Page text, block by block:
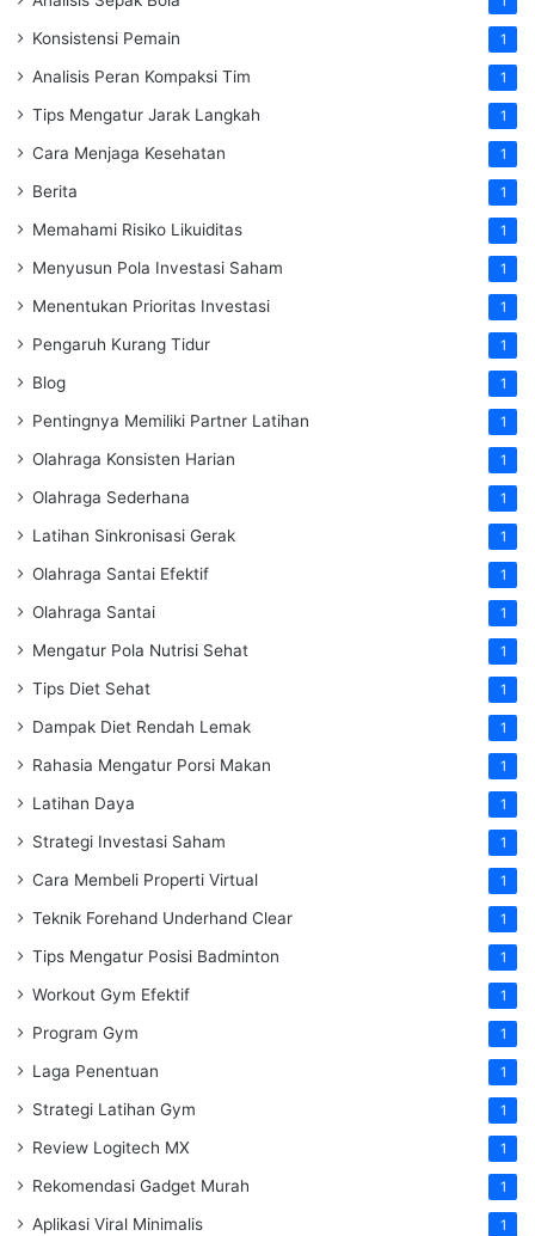
Konsistensi Pemain 1
Analisis Peran Kompaksi Tim 1
Tips Mengatur Jarak Langkah 1
Cara Menjaga Kesehatan 1
Berita 1
Memahami Risiko Likuiditas 1
Menyusun Pola Investasi Saham 1
Menentukan Prioritas Investasi 1
Pengaruh Kurang Tidur 1
Blog 1
Pentingnya Memiliki Partner Latihan 1
Olahraga Konsisten Harian 1
Olahraga Sederhana 1
Latihan Sinkronisasi Gerak 1
Olahraga Santai Efektif 1
Olahraga Santai 1
Mengatur Pola Nutrisi Sehat 1
Tips Diet Sehat 1
Dampak Diet Rendah Lemak 1
Rahasia Mengatur Porsi Makan 1
Latihan Daya 1
Strategi Investasi Saham 1
Cara Membeli Properti Virtual 1
Teknik Forehand Underhand Clear 1
Tips Mengatur Posisi Badminton 1
Workout Gym Efektif 1
Program Gym 1
Laga Penentuan 1
Strategi Latihan Gym 1
Review Logitech MX 1
Rekomendasi Gadget Murah 1
Aplikasi Viral Minimalis 1